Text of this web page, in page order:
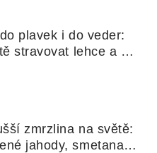
plavek i do veder:
stravovat lehce a
zmrzlina na světě:
jahody, smetana a